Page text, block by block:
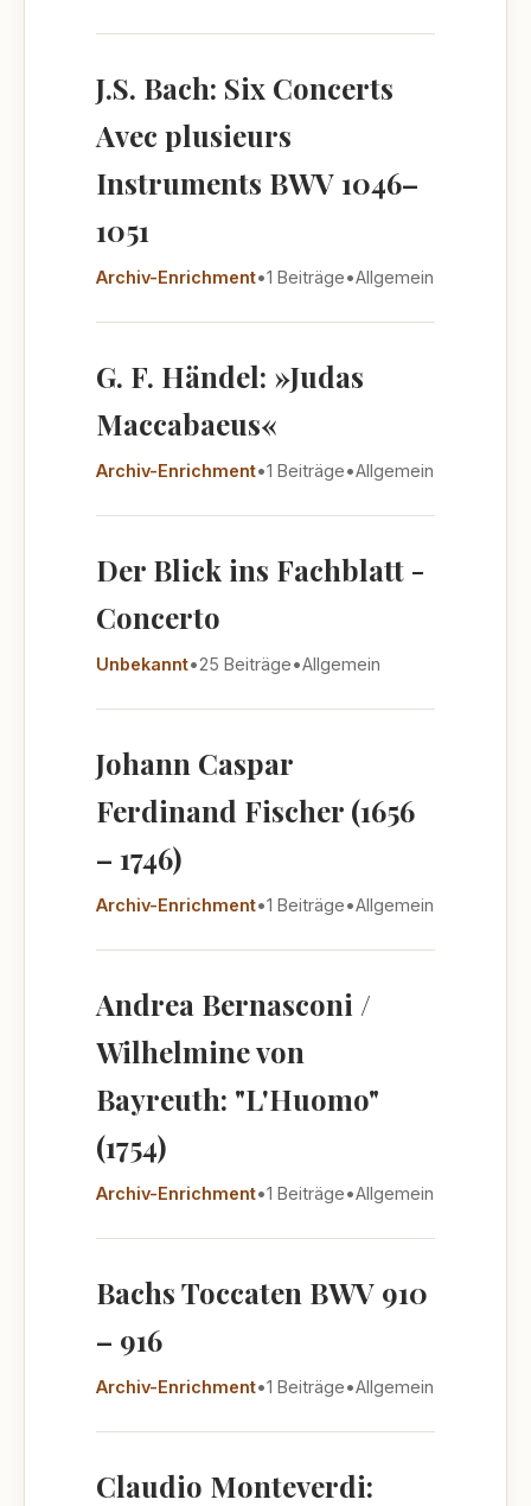
J.S. Bach: Six Concerts
Avec plusieurs
Instruments BWV 1046–
1051
Archiv-Enrichment•1 Beiträge•Allgemein
G. F. Händel: »Judas
Maccabaeus«
Archiv-Enrichment•1 Beiträge•Allgemein
Der Blick ins Fachblatt -
Concerto
Unbekannt•25 Beiträge•Allgemein
Johann Caspar
Ferdinand Fischer (1656
– 1746)
Archiv-Enrichment•1 Beiträge•Allgemein
Andrea Bernasconi /
Wilhelmine von
Bayreuth: "L'Huomo"
(1754)
Archiv-Enrichment•1 Beiträge•Allgemein
Bachs Toccaten BWV 910
– 916
Archiv-Enrichment•1 Beiträge•Allgemein
Claudio Monteverdi: